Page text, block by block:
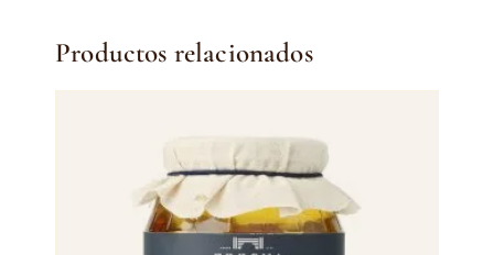
Productos relacionados